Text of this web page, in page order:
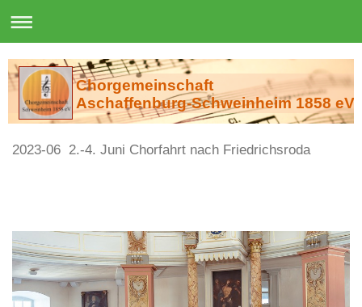
Chorgemeinschaft
Aschaffenburg-Schweinheim 1858 eV
2023-06 2.-4. Juni Chorfahrt nach Friedrichsroda